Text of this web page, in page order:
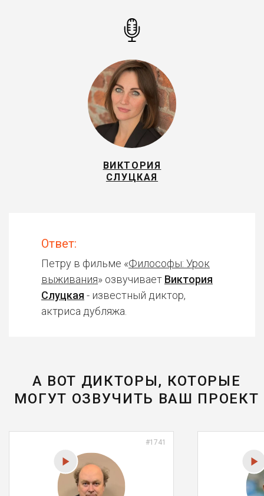
ВИКТОРИЯ
СЛУЦКАЯ
Ответ:
Петру в фильме «Философы: Урок
выживания» озвучивает Виктория
Слуцкая - известный диктор,
актриса дубляжа.
А ВОТ ДИКТОРЫ, КОТОРЫЕ
МОГУТ ОЗВУЧИТЬ ВАШ ПРОЕКТ
#1741